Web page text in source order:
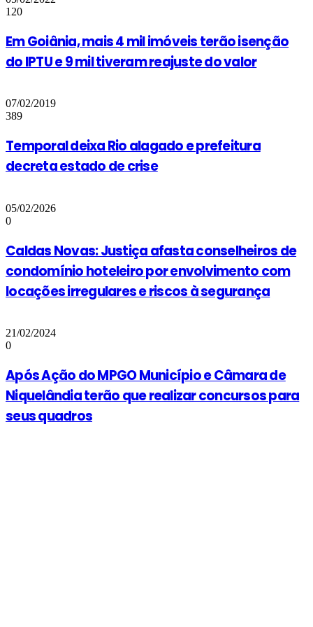
120
Em Goiânia, mais 4 mil imóveis terão isenção
do IPTU e 9 mil tiveram reajuste do valor
07/02/2019
389
Temporal deixa Rio alagado e prefeitura
decreta estado de crise
05/02/2026
0
Caldas Novas: Justiça afasta conselheiros de
condomínio hoteleiro por envolvimento com
locações irregulares e riscos à segurança
21/02/2024
0
Após Ação do MPGO Município e Câmara de
Niquelândia terão que realizar concursos para
seus quadros